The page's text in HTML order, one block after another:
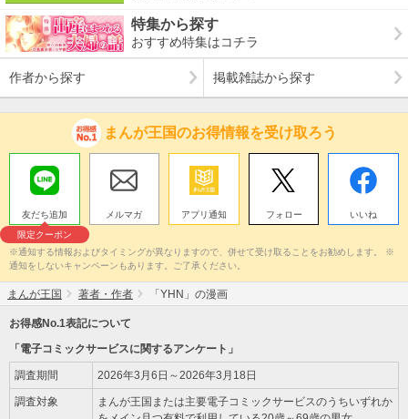
特集から探す
おすすめ特集はコチラ
作者から探す 掲載雑誌から探す
まんが王国のお得情報を受け取ろう
友だち追加
限定クーポン
メルマガ アプリ通知 フォロー いいね
※通知する情報およびタイミングが異なりますので、併せて受け取ることをお勧めします。 ※
通知をしないキャンペーンもあります。ご了承ください。
まんが王国 著者・作者 「YHN」の漫画
お得感No.1表記について
「電子コミックサービスに関するアンケート」
調査期間 2026年3月6日～2026年3月18日
調査対象
まんが王国または主要電子コミックサービスのうちいずれか